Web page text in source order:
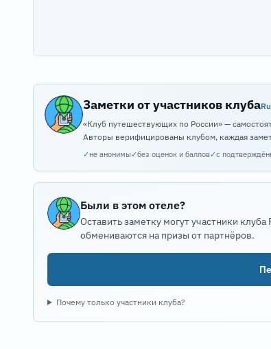
Заметки от участников клуба
«Клуб путешествующих по России» —
Авторы верифицированы клубом, каждая
✓не анонимы✓без оценок и баллов✓с
Были в этом отеле?
Оставить заметку могут участники
обмениваются на призы от партнёров.
Почему только участники клуба?